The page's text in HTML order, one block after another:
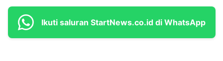
Ikuti saluran StartNews.co.id di WhatsApp